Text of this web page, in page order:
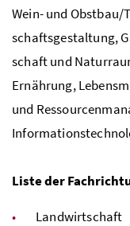
Wein- und
schaftsgestaltung,
schaft und
Ernährung,
und
Liste der
Landwirtschaft